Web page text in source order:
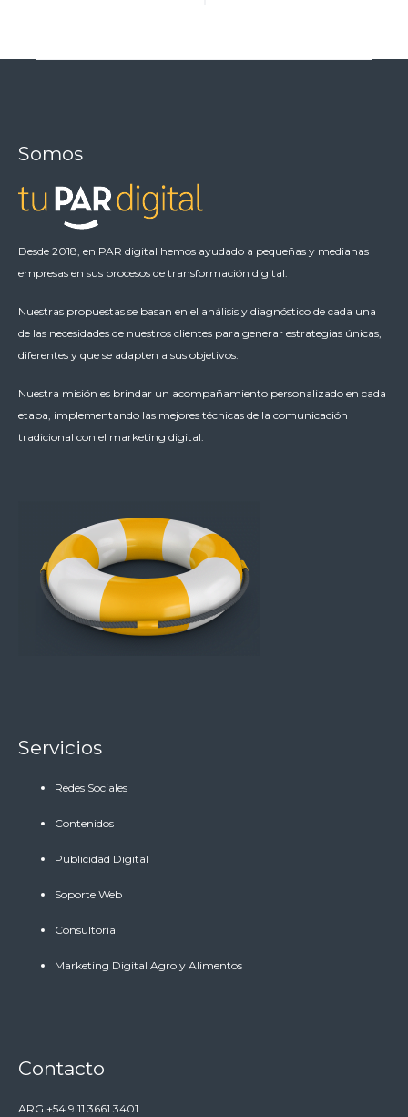
Somos
Desde 2018, en PAR digital hemos ayudado a pequeñas y medianas
empresas en sus procesos de transformación digital.
Nuestras propuestas se basan en el análisis y diagnóstico de cada una
de las necesidades de nuestros clientes para generar estrategias únicas,
diferentes y que se adapten a sus objetivos.
Nuestra misión es brindar un acompañamiento personalizado en cada
etapa, implementando las mejores técnicas de la comunicación
tradicional con el marketing digital.
Servicios
Redes Sociales
Contenidos
Publicidad Digital
Soporte Web
Consultoría
Marketing Digital Agro y Alimentos
Contacto
ARG +54 9 11 3661 3401